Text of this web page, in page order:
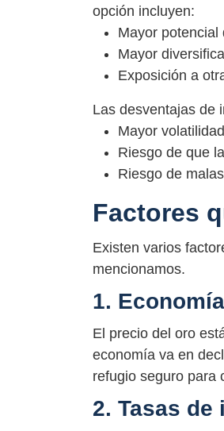
opción incluyen:
Mayor potencial
Mayor
Exposición a
Las desventajas de
Mayor
Riesgo de que
Riesgo de
Factores
Existen varios
mencionamos.
1.
El precio del oro
economía va en
refugio seguro para
2. Tasas de